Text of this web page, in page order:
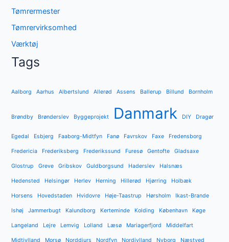
Tømrermester
Tømrervirksomhed
Værktøj
Tags
Aalborg Aarhus Albertslund Allerød Assens Ballerup Billund Bornholm
Brøndby Brønderslev Byggeprojekt Danmark DIY Dragør
Egedal Esbjerg Faaborg-Midtfyn Fanø Favrskov Faxe Fredensborg
Fredericia Frederiksberg Frederikssund Furesø Gentofte Gladsaxe
Glostrup Greve Gribskov Guldborgsund Haderslev Halsnæs
Hedensted Helsingør Herlev Herning Hillerød Hjørring Holbæk
Horsens Hovedstaden Hvidovre Høje-Taastrup Hørsholm Ikast-Brande
Ishøj Jammerbugt Kalundborg Kerteminde Kolding København Køge
Langeland Lejre Lemvig Lolland Læsø Mariagerfjord Middelfart
Midtjylland Morsø Norddjurs Nordfyn Nordjylland Nyborg Næstved